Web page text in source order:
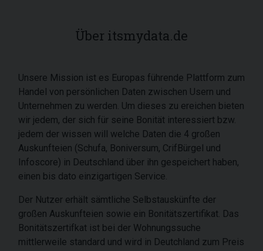
Über itsmydata.de
Unsere Mission ist es Europas führende Plattform zum
Handel von persönlichen Daten zwischen Usern und
Unternehmen zu werden. Um dieses zu ereichen bieten
wir jedem, der sich für seine Bonität interessiert bzw.
jedem der wissen will welche Daten die 4 großen
Auskunfteien (Schufa, Boniversum, CrifBürgel und
Infoscore) in Deutschland über ihn gespeichert haben,
einen bis dato einzigartigen Service.
Der Nutzer erhält sämtliche Selbstauskünfte der
großen Auskunfteien sowie ein Bonitätszertifikat. Das
Bonitätszertifkat ist bei der Wohnungssuche
mittlerweile standard und wird in Deutchland zum Preis